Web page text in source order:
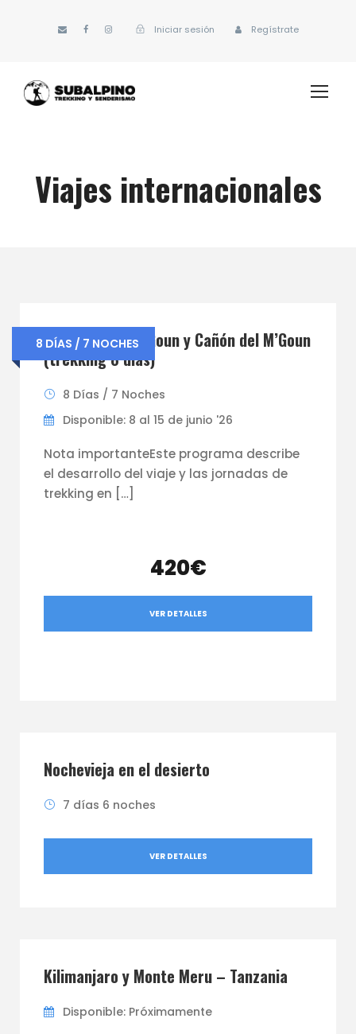
Iniciar sesión Regístrate
Viajes internacionales
8 DÍAS / 7 NOCHES
Marruecos – M’Goun y Cañón del M’Goun
(trekking 8 días)
8 Días / 7 Noches
Disponible: 8 al 15 de junio '26
Nota importanteEste programa describe
el desarrollo del viaje y las jornadas de
trekking en […]
420€
VER DETALLES
Nochevieja en el desierto
7 días 6 noches
VER DETALLES
Kilimanjaro y Monte Meru – Tanzania
Disponible: Próximamente